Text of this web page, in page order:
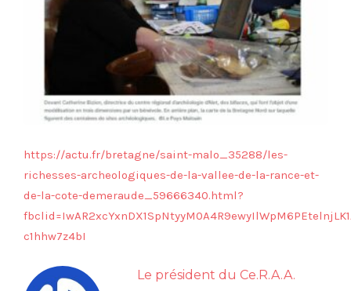
https://actu.fr/bretagne/saint-malo_35288/les-
richesses-archeologiques-de-la-vallee-de-la-rance-et-
de-la-cote-demeraude_59666340.html?
c1hhw7z4bI
Le président du Ce.R.A.A.